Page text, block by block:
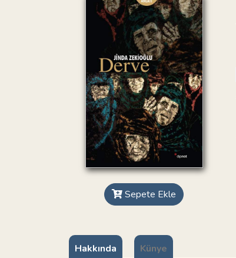
Sepete Ekle
Hakkında Künye